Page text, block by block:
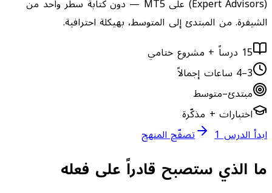
(Expert Advisors) على MT5 — دون كتابة سطر واحد من
الشيفرة. من المبتدئ إلى المتوسط، بهيكلة احترافية.
15 درساً + مشروع ختامي
3–4 ساعات إجمالاً
مبتدئ–متوسط
اختبارات + مذكّرة
ابدأ الدرس 1
تصفّح المنهج
ما الذي ستصبح قادراً على فعله